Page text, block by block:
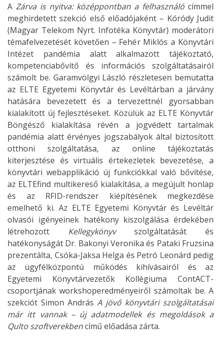
A Zárva is nyitva: középpontban a felhasználócímmel
meghirdetett szekció első előadójaként – Kóródy Judit
(Magyar Telekom Nyrt. Infotéka Könyvtár) moderátori
témafelvezetését követően – Fehér Miklós a Könyvtári
Intézet pandémia alatt alkalmazott tájékoztató,
kompetenciabővítő és információs szolgáltatásairól
számolt be. Garamvölgyi László részletesen bemutatta
az ELTE Egyetemi Könyvtár és Levéltárban a járvány
hatására bevezetett és a tervezettnél gyorsabban
kialakított új fejlesztéseket. Közülük az ELTE Könyvtár
Böngésző kialakítása révén a jogvédett tartalmak
pandémia alatt érvényes jogszabályok által biztosított
otthoni szolgáltatása, az online tájékoztatás
kiterjesztése és virtuális értekezletek bevezetése, a
könyvtári webapplikáció új funkciókkal való bővítése,
az ELTEfind multikereső kialakítása, a megújult honlap
és az RFID-rendszer kiépítésének megkezdése
emelhető ki. Az ELTE Egyetemi Könyvtár és Levéltár
olvasói igényeinek hatékony kiszolgálása érdekében
létrehozott Kellegykönyvszolgáltatását és
hatékonyságát Dr. Bakonyi Veronika és Pataki Fruzsina
prezentálta, Csóka-Jaksa Helga és Petró Leonárd pedig
az ügyfélközpontú működés kihívásairól és az
Egyetemi Könyvtárvezetők Kollégiuma ContACT-
csoportjának workshoperedményeiről számoltak be. A
szekciót Simon András A jövő könyvtári szolgáltatásai
már itt vannak – új adatmodellek és megoldások a
Qulto szoftverekbencímű előadása zárta.